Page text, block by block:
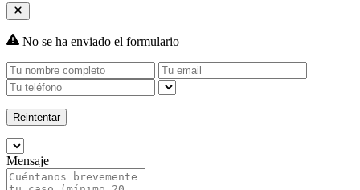
No se ha enviado el formulario
Reintentar
Mensaje